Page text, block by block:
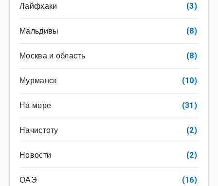
Лайфхаки (3)
Мальдивы (8)
Москва и область (8)
Мурманск (10)
На море (31)
Начистоту (2)
Новости (2)
ОАЭ (16)